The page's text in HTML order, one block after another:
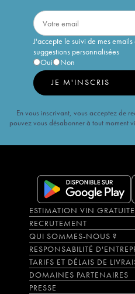
J'accepte le suivi de mes
suggestions personnalisées
Oui
Non
JE M'INSCRIS
En vous inscrivant, vous acceptez de
pouvez vous désabonner à tout moment
ESTIMATION VIN GRATUITE
RECRUTEMENT
QUI SOMMES-NOUS ?
RESPONSABILITÉ
TARIFS ET DÉLAIS DE
DOMAINES PARTENAIRES
PRESSE